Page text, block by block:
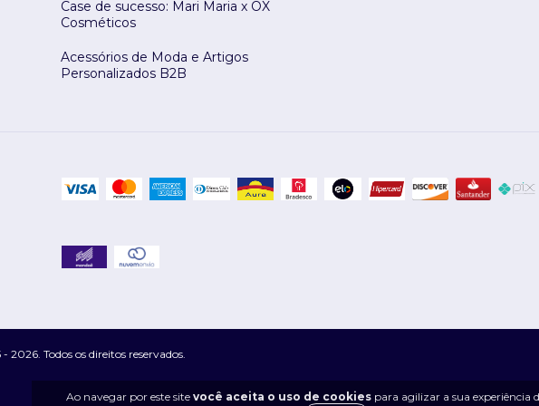
Ao navegar por este site você aceita o uso de cookiespara agilizar a sua experiência
Case de sucesso: Mari Maria x OX
Cosméticos
Acessórios de Moda e Artigos
Personalizados B2B
Todos os direitos reservados.